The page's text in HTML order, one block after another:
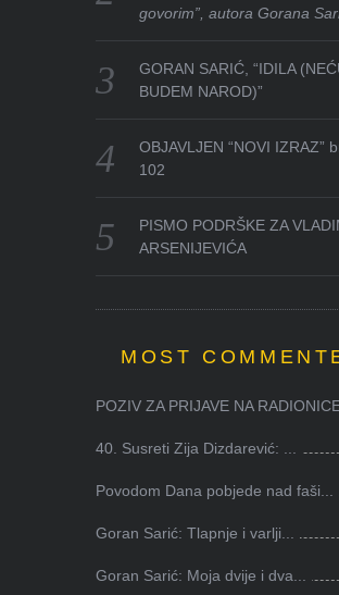
govorim”, autora Gorana
GORAN SARIĆ, “IDILA
BUDEM NAROD)”
OBJAVLJEN “NOVI IZRAZ”
102
PISMO PODRŠKE ZA
ARSENIJEVIĆA
MOST
POZIV ZA PRIJAVE NA RADIONICE
40. Susreti Zija Dizdarević: ...
Povodom Dana pobjede nad faši...
Goran Sarić: Tlapnje i varlji...
Goran Sarić: Moja dvije i dva...